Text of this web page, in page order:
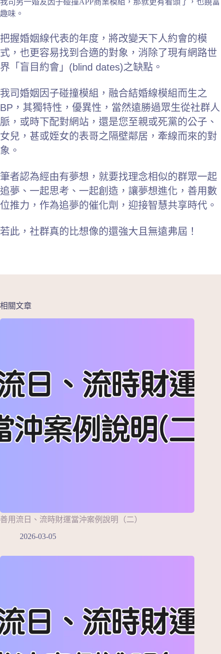
我司另一婚友因子碰撞APP商業模組，那就更有看頭了，也饒富
趣味。
把握婚姻線代表的年度，將改變天下人約會的模
式，也更容易找到合適的對象，消除了現有網路世
界「盲目約會」(blind dates)之缺點。
我司婚姻因子碰撞模組，融合結婚線模組而生之
BP，其獨特性，優異性，當然遠勝過眾生從社群人
脈，或時下配對網站，還是您至親或死黨的公子、
女兒，甚或姪女的表哥之隔壁鄰居，牽線而來的對
象。
筆者認為經由有夢想，就要找理念相似的群眾一起
追夢、一起思考、一起創造，讓夢想進化，善用數
位推力，作為追夢的催化劑，迎接智慧共享時代。
若此，社群真的比想像的還強大且無遠弗屆！
相關文章
善用流日、流時財運當沖案例說明（二）
2026-03-05